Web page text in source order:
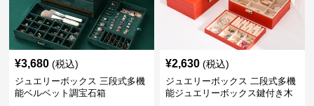
¥3,680 (税込)
ジュエリーボックス 三段式多機
能ベルベット調宝石箱
¥2,630 (税込)
ジュエリーボックス 二段式多機
能ジュエリーボックス鍵付き木